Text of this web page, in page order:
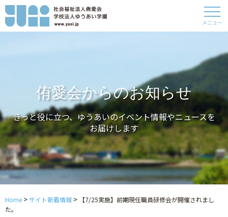
メニュー
侑愛会からのお知らせ
きっと役に立つ、ゆうあいのイベント情報やニュースを
お届けします
Home >サイト新着情報 >
【7/25実施】前期現任職員研修会が開催されまし
た。